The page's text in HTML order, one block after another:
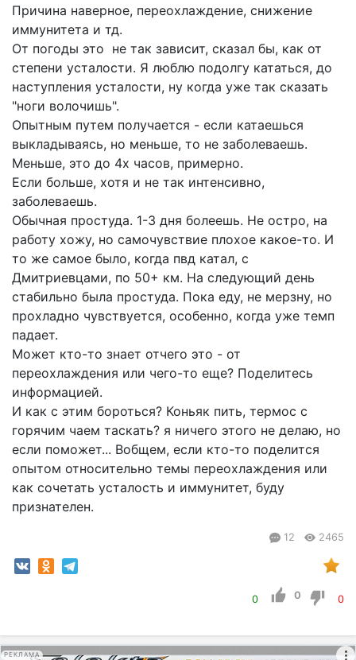
Причина наверное, переохлаждение, снижение
иммунитета и тд.
От погоды это не так зависит, сказал бы, как от
степени усталости. Я люблю подолгу кататься, до
наступления усталости, ну когда уже так сказать
"ноги волочишь".
Опытным путем получается - если катаешься
выкладываясь, но меньше, то не заболеваешь.
Меньше, это до 4х часов, примерно.
Если больше, хотя и не так интенсивно,
заболеваешь.
Обычная простуда. 1-3 дня болеешь. Не остро, на
работу хожу, но самочувствие плохое какое-то. И
то же самое было, когда пвд катал, с
Дмитриевцами, по 50+ км. На следующий день
стабильно была простуда. Пока еду, не мерзну, но
прохладно чувствуется, особенно, когда уже темп
падает.
Может кто-то знает отчего это - от
переохлаждения или чего-то еще? Поделитесь
информацией.
И как с этим бороться? Коньяк пить, термос с
горячим чаем таскать? я ничего этого не делаю, но
если поможет... Вобщем, если кто-то поделится
опытом относительно темы переохлаждения или
как сочетать усталость и иммунитет, буду
признателен.
12 2465
0 0 0
РЕКЛАМА